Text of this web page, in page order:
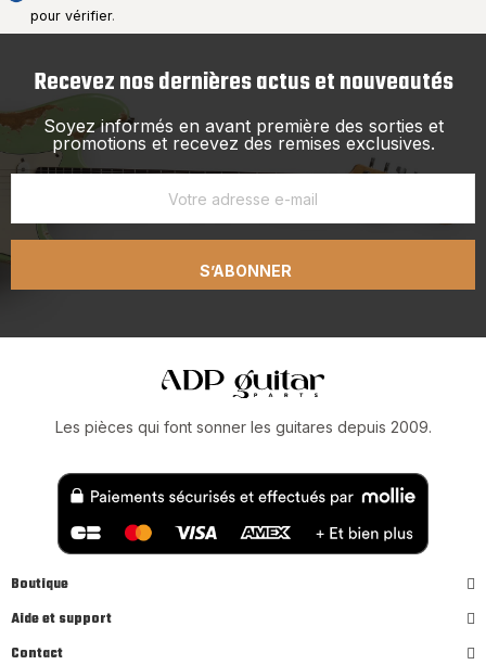
pour vérifier.
Recevez nos dernières actus et nouveautés
Soyez informés en avant première des sorties et
promotions et recevez des remises exclusives.
S’ABONNER
Les pièces qui font sonner les guitares depuis 2009.
Boutique
Aide et support
Contact